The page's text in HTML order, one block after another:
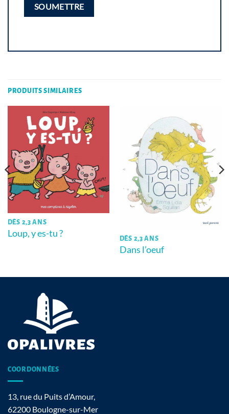
PRODUITS SIMILAIRES
DÈS 2,3 ANS
Loup, y es-tu ?
DÈS 2,3 ANS
Dans l’oeuf
COORDONNÉES
13, rue du Puits d’Amour,
62200 Boulogne-sur-Mer